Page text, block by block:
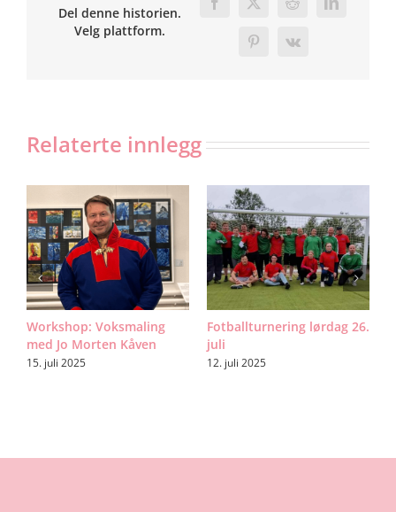
Del denne historien.
Velg plattform.
Facebook
X Reddit LinkedIn
Pinterest
Vk
Relaterte innlegg
Workshop: Voksmaling
med Jo Morten Kåven
15. juli 2025
Fotballturnering lørdag 26.
juli
12. juli 2025